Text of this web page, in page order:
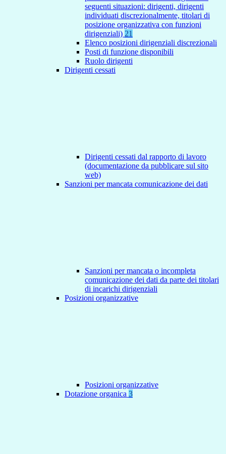
seguenti situazioni: dirigenti, dirigenti
individuati discrezionalmente, titolari di
posizione organizzativa con funzioni
dirigenziali) 21
Elenco posizioni dirigenziali discrezionali
Posti di funzione disponibili
Ruolo dirigenti
Dirigenti cessati
Dirigenti cessati dal rapporto di lavoro
(documentazione da pubblicare sul sito
web)
Sanzioni per mancata comunicazione dei dati
Sanzioni per mancata o incompleta
comunicazione dei dati da parte dei titolari
di incarichi dirigenziali
Posizioni organizzative
Posizioni organizzative
Dotazione organica 3